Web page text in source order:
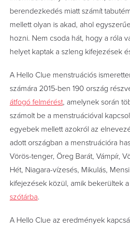
berendezkedés miatt számít
mellett olyan is akad, ahol
hozni. Nem csoda hát, hogy a róla
helyet kaptak a szleng kifejezések
A Hello Clue menstruációs
számára 2015-ben 190 ország
átfogó felmérést, amelynek során
számolt be a menstruációval
egyebek mellett azokról az
adott országban a menstruációra
Vörös-tenger, Öreg Barát, Vámpír,
Hét, Niagara-vízesés, Mikulás,
kifejezések közül, amik bekerültek a
szótárba.
A Hello Clue az eredmények